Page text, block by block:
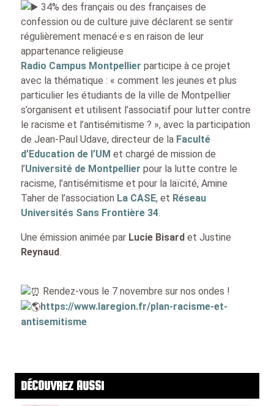
34% des français ou des françaises de
confession ou de culture juive déclarent se sentir
régulièrement menacé·e·s en raison de leur
appartenance religieuse
Radio Campus Montpellier participe à ce projet
avec la thématique : « comment les jeunes et plus
particulier les étudiants de la ville de Montpellier
s’organisent et utilisent l’associatif pour lutter contre
le racisme et l’antisémitisme ? », avec la participation
de Jean-Paul Udave, directeur de la Faculté
d’Education de l’UM et chargé de mission de
l’Université de Montpellier pour la lutte contre le
racisme, l’antisémitisme et pour la laïcité, Amine
Taher de l’association La CASE, et Réseau
Universités Sans Frontière 34.
Une émission animée par Lucie Bisard et Justine
Reynaud.
Rendez-vous le 7 novembre sur nos ondes !
https://www.laregion.fr/plan-racisme-et-
antisemitisme
DÉCOUVREZ AUSSI